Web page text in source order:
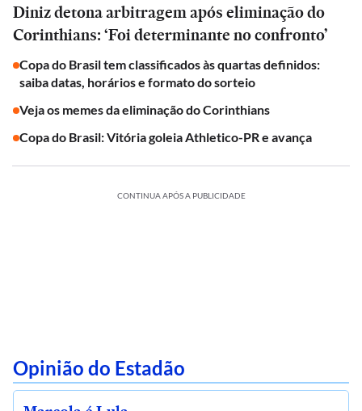
Diniz detona arbitragem após eliminação do
Corinthians: ‘Foi determinante no confronto’
Copa do Brasil tem classificados às quartas definidos:
saiba datas, horários e formato do sorteio
Veja os memes da eliminação do Corinthians
Copa do Brasil: Vitória goleia Athletico-PR e avança
CONTINUA APÓS A PUBLICIDADE
Opinião do Estadão